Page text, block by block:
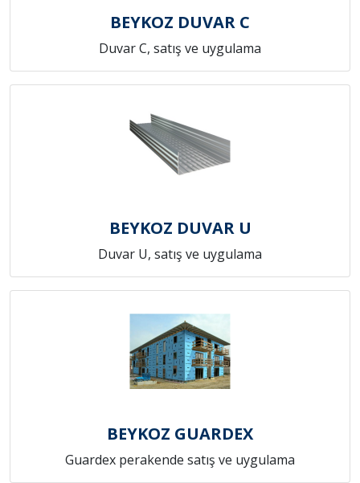
BEYKOZ DUVAR C
Duvar C, satış ve uygulama
BEYKOZ DUVAR U
Duvar U, satış ve uygulama
BEYKOZ GUARDEX
Guardex perakende satış ve uygulama